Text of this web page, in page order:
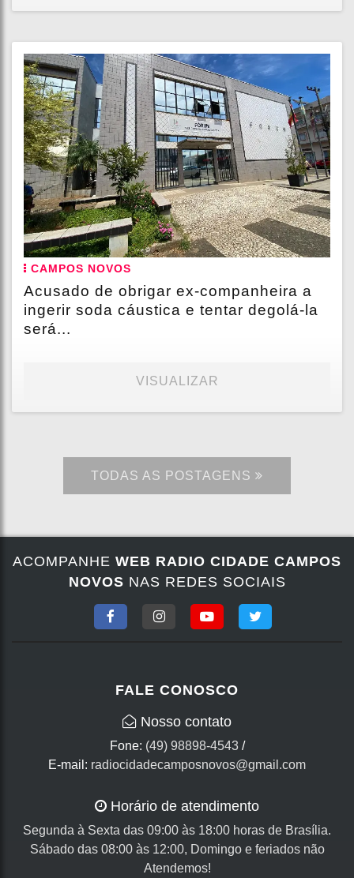
CAMPOS NOVOS
Acusado de obrigar ex-companheira a
ingerir soda cáustica e tentar degolá-la
será...
VISUALIZAR
TODAS AS POSTAGENS
ACOMPANHE WEB RADIO CIDADE CAMPOS
NOVOS NAS REDES SOCIAIS
FALE CONOSCO
Nosso contato
Fone: (49) 98898-4543/
E-mail: radiocidadecamposnovos@gmail.com
Horário de atendimento
Segunda à Sexta das 09:00 às 18:00 horas de Brasília.
Sábado das 08:00 às 12:00, Domingo e feriados não
Atendemos!